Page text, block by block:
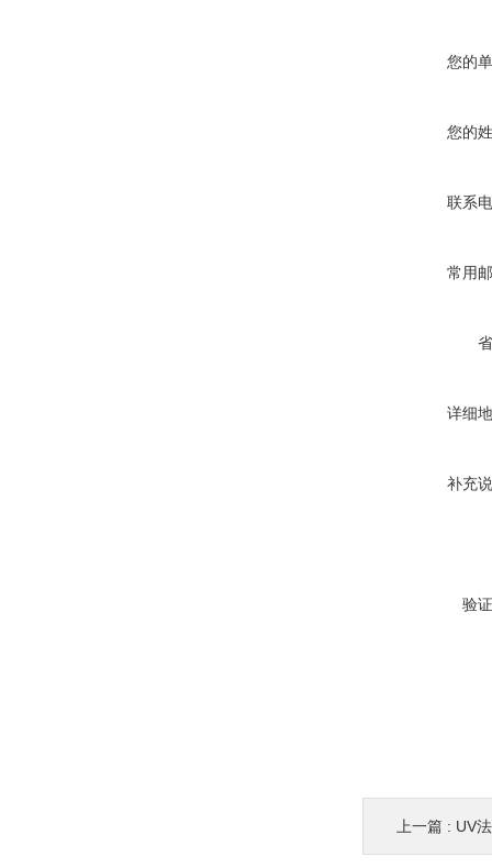
您的
您的
联系
常用
详细
补充
验
上一篇 : UV